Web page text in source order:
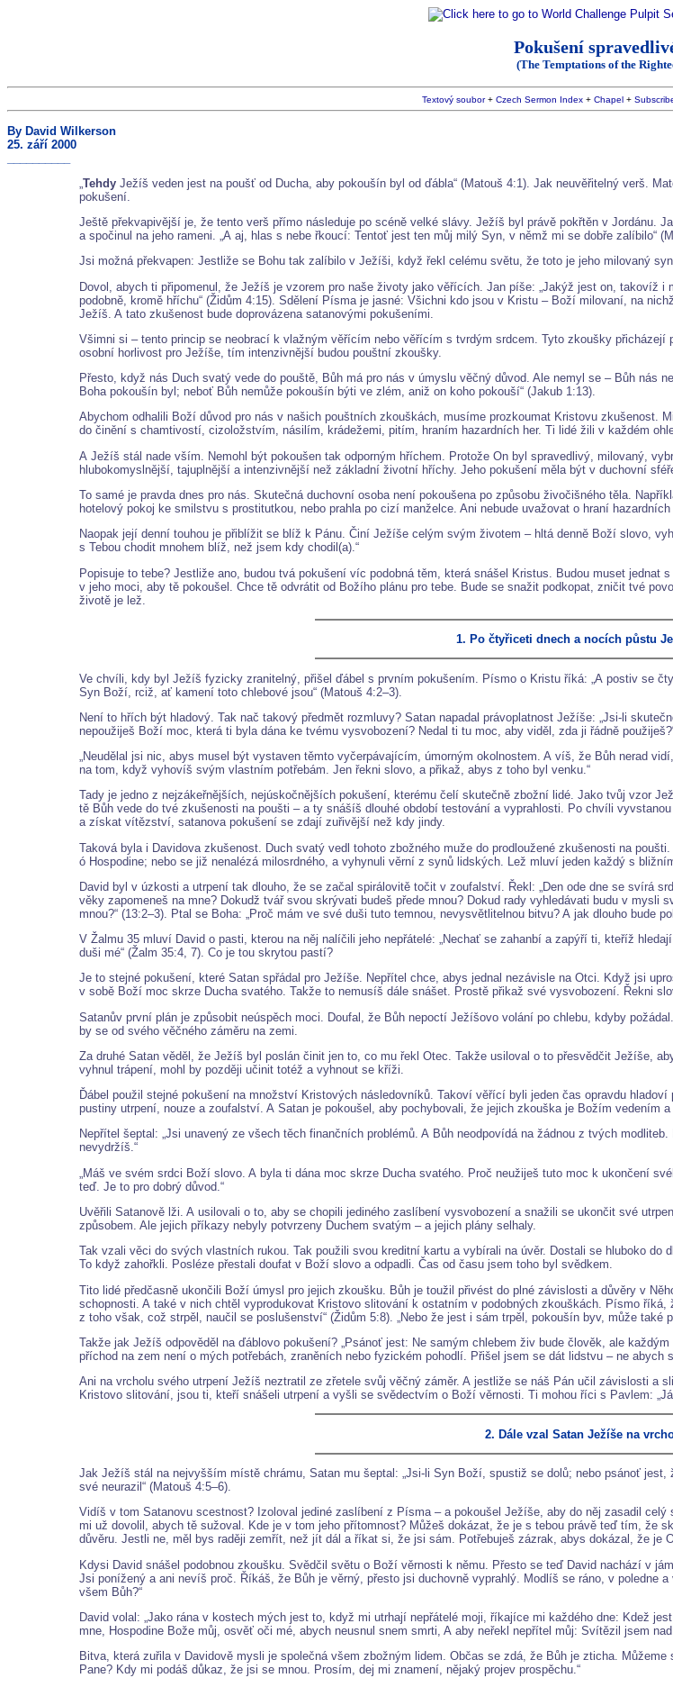
Pokušení
(The Temptations of the
Textový soubor+ Czech Sermon Index+ Chapel+
By David Wilkerson
25. září 2000
Tehdy Ježíš veden jest na poušť od Ducha, aby pokoušín byl od ďábla“ (Matouš 4:1). Jak neuvěřitelný verš.
pokušení.
Ještě překvapivější je, že tento verš přímo následuje po scéně velké slávy. Ježíš byl právě pokřtěn v Jordánu.
a spočinul na jeho rameni. „A aj, hlas s nebe řkoucí: Tentoť jest ten můj milý Syn, v němž mi se dobře zalíbilo“
Jsi možná překvapen: Jestliže se Bohu tak zalíbilo v Ježíši, když řekl celému světu, že toto je jeho milovaný
Dovol, abych ti připomenul, že Ježíš je vzorem pro naše životy jako věřících. Jan píše: „Jakýž jest on, takovíž
podobně, kromě hříchu“ (Židům 4:15). Sdělení Písma je jasné: Všichni kdo jsou v Kristu – Boží milovaní, na
Ježíš. A tato zkušenost bude doprovázena satanovými pokušeními.
Všimni si – tento princip se neobrací k vlažným věřícím nebo věřícím s tvrdým srdcem. Tyto zkoušky
osobní horlivost pro Ježíše, tím intenzivnější budou pouštní zkoušky.
Přesto, když nás Duch svatý vede do pouště, Bůh má pro nás v úmyslu věčný důvod. Ale nemyl se – Bůh nás
Boha pokoušín byl; neboť Bůh nemůže pokoušín býti ve zlém, aniž on koho pokouší“ (Jakub 1:13).
Abychom odhalili Boží důvod pro nás v našich pouštních zkouškách, musíme prozkoumat Kristovu
do činění s chamtivostí, cizoložstvím, násilím, krádežemi, pitím, hraním hazardních her. Ti lidé žili v každém
A Ježíš stál nade vším. Nemohl být pokoušen tak odporným hříchem. Protože On byl spravedlivý, milovaný,
hlubokomyslnější, tajuplnější a intenzivnější než základní životní hříchy. Jeho pokušení měla být v duchovní
To samé je pravda dnes pro nás. Skutečná duchovní osoba není pokoušena po způsobu živočišného těla.
hotelový pokoj ke smilstvu s prostitutkou, nebo prahla po cizí manželce. Ani nebude uvažovat o hraní hazardních
Naopak její denní touhou je přiblížit se blíž k Pánu. Činí Ježíše celým svým životem – hltá denně Boží slovo,
s Tebou chodit mnohem blíž, než jsem kdy chodil(a).“
Popisuje to tebe? Jestliže ano, budou tvá pokušení víc podobná těm, která snášel Kristus. Budou muset
v jeho moci, aby tě pokoušel. Chce tě odvrátit od Božího plánu pro tebe. Bude se snažit podkopat, zničit tvé
životě je lež.
1. Po čtyřiceti dnech a nocích půstu
Ve chvíli, kdy byl Ježíš fyzicky zranitelný, přišel ďábel s prvním pokušením. Písmo o Kristu říká: „A postiv se
Syn Boží, rciž, ať kamení toto chlebové jsou“ (Matouš 4:2–3).
Není to hřích být hladový. Tak nač takový předmět rozmluvy? Satan napadal právoplatnost Ježíše: „Jsi-li
nepoužiješ Boží moc, která ti byla dána ke tvému vysvobození? Nedal ti tu moc, aby viděl, zda ji řádně
„Neudělal jsi nic, abys musel být vystaven těmto vyčerpávajícím, úmorným okolnostem. A víš, že Bůh nerad
na tom, když vyhovíš svým vlastním potřebám. Jen řekni slovo, a přikaž, abys z toho byl venku.“
Tady je jedno z nejzákeřnějších, nejúskočnějších pokušení, kterému čelí skutečně zbožní lidé. Jako tvůj vzor
tě Bůh vede do tvé zkušenosti na poušti – a ty snášíš dlouhé období testování a vyprahlosti. Po chvíli
a získat vítězství, satanova pokušení se zdají zuřivější než kdy jindy.
Taková byla i Davidova zkušenost. Duch svatý vedl tohoto zbožného muže do prodloužené zkušenosti na
ó Hospodine; nebo se již nenalézá milosrdného, a vyhynuli věrní z synů lidských. Lež mluví jeden každý s
David byl v úzkosti a utrpení tak dlouho, že se začal spirálovitě točit v zoufalství. Řekl: „Den ode dne se svírá
věky zapomeneš na mne? Dokudž tvář svou skrývati budeš přede mnou? Dokud rady vyhledávati budu v
mnou?“ (13:2–3). Ptal se Boha: „Proč mám ve své duši tuto temnou, nevysvětlitelnou bitvu? A jak dlouho bude
V Žalmu 35 mluví David o pasti, kterou na něj nalíčili jeho nepřátelé: „Nechať se zahanbí a zapýří ti, kteříž
duši mé“ (Žalm 35:4, 7). Co je tou skrytou pastí?
Je to stejné pokušení, které Satan spřádal pro Ježíše. Nepřítel chce, abys jednal nezávisle na Otci. Když jsi
v sobě Boží moc skrze Ducha svatého. Takže to nemusíš dále snášet. Prostě přikaž své vysvobození. Řekni
Satanův první plán je způsobit neúspěch moci. Doufal, že Bůh nepoctí Ježíšovo volání po chlebu, kdyby
by se od svého věčného záměru na zemi.
Za druhé Satan věděl, že Ježíš byl poslán činit jen to, co mu řekl Otec. Takže usiloval o to přesvědčit Ježíše,
vyhnul trápení, mohl by později učinit totéž a vyhnout se kříži.
Ďábel použil stejné pokušení na množství Kristových následovníků. Takoví věřící byli jeden čas opravdu
pustiny utrpení, nouze a zoufalství. A Satan je pokoušel, aby pochybovali, že jejich zkouška je Božím vedením
Nepřítel šeptal: „Jsi unavený ze všech těch finančních problémů. A Bůh neodpovídá na žádnou z tvých
nevydržíš.“
„Máš ve svém srdci Boží slovo. A byla ti dána moc skrze Ducha svatého. Proč neužiješ tuto moc k ukončení
teď. Je to pro dobrý důvod.“
Uvěřili Satanově lži. A usilovali o to, aby se chopili jediného zaslíbení vysvobození a snažili se ukončit své
způsobem. Ale jejich příkazy nebyly potvrzeny Duchem svatým – a jejich plány selhaly.
Tak vzali věci do svých vlastních rukou. Tak použili svou kreditní kartu a vybírali na úvěr. Dostali se hluboko do
To když zahořkli. Posléze přestali doufat v Boží slovo a odpadli. Čas od času jsem toho byl svědkem.
Tito lidé předčasně ukončili Boží úmysl pro jejich zkoušku. Bůh je toužil přivést do plné závislosti a důvěry v
schopnosti. A také v nich chtěl vyprodukovat Kristovo slitování k ostatním v podobných zkouškách. Písmo
z toho však, což strpěl, naučil se poslušenství“ (Židům 5:8). „Nebo že jest i sám trpěl, pokoušín byv, může také
Takže jak Ježíš odpověděl na ďáblovo pokušení? „Psánoť jest: Ne samým chlebem živ bude člověk, ale
příchod na zem není o mých potřebách, zraněních nebo fyzickém pohodlí. Přišel jsem se dát lidstvu – ne abych
Ani na vrcholu svého utrpení Ježíš neztratil ze zřetele svůj věčný záměr. A jestliže se náš Pán učil závislosti
Kristovo slitování, jsou ti, kteří snášeli utrpení a vyšli se svědectvím o Boží věrnosti. Ti mohou říci s Pavlem:
2. Dále vzal Satan Ježíše na
Jak Ježíš stál na nejvyšším místě chrámu, Satan mu šeptal: „Jsi-li Syn Boží, spustiž se dolů; nebo psánoť
své neurazil“ (Matouš 4:5–6).
Vidíš v tom Satanovu scestnost? Izoloval jediné zaslíbení z Písma – a pokoušel Ježíše, aby do něj zasadil
mi už dovolil, abych tě sužoval. Kde je v tom jeho přítomnost? Můžeš dokázat, že je s tebou právě teď tím,
důvěru. Jestli ne, měl bys raději zemřít, než jít dál a říkat si, že jsi sám. Potřebuješ zázrak, abys dokázal, že je
Kdysi David snášel podobnou zkoušku. Svědčil světu o Boží věrnosti k němu. Přesto se teď David nachází v
Jsi ponížený a ani nevíš proč. Říkáš, že Bůh je věrný, přesto jsi duchovně vyprahlý. Modlíš se ráno, v poledne
všem Bůh?“
David volal: „Jako rána v kostech mých jest to, když mi utrhají nepřátelé moji, říkajíce mi každého dne: Kdež
mne, Hospodine Bože můj, osvěť oči mé, abych neusnul snem smrti, A aby neřekl nepřítel můj: Svítězil jsem
Bitva, která zuřila v Davidově mysli je společná všem zbožným lidem. Občas se zdá, že Bůh je zticha.
Pane? Kdy mi podáš důkaz, že jsi se mnou. Prosím, dej mi znamení, nějaký projev prospěchu.“